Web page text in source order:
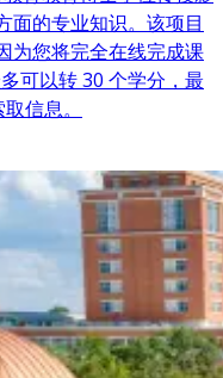
面的专业知识。该项目
为您将完全在线完成课
可以转 30 个学分，最
信息。